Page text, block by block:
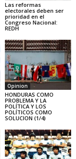
Las reformas
electorales deben ser
prioridad en el
Congreso Nacional:
REDH
Opinion
HONDURAS COMO
PROBLEMA Y LA
POLÍTICA Y LOS
POLÍTICOS COMO
SOLUCION (1/4)